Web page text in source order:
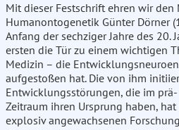
Mit dieser Festschrift ehren wir
Humanontogenetik Günter Dörner
Anfang der sechziger Jahre des 20.
ersten die Tür zu einem wichtigen
Medizin – die
aufgestoßen hat. Die von ihm
Entwicklungsstörungen, die im
Zeitraum ihren Ursprung haben,
explosiv angewachsenen